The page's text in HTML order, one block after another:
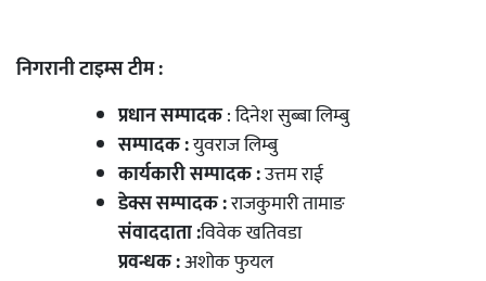
निगरानी टाइम्स टीम :
प्रधान सम्पादक: दिनेश सुब्बा लिम्बु
सम्पादक :युवराज लिम्बु
कार्यकारी सम्पादक :उत्तम राई
डेक्स सम्पादक :राजकुमारी तामाङ
संवाददाता :विवेक खतिवडा
प्रवन्धक :अशोक फुयल